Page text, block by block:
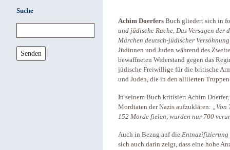
Suche
Senden
Achim Doerfers Buch gliedert sich in
und jüdische Rache, Das Versagen der
Märchen deutsch-jüdischer Versöhnung
Jüdinnen und Juden während des
bewaffneten Widerstand gegen das
jüdische Freiwillige für die britische
und Juden, die in den alliierten
In seinem Buch kritisiert Achim
Mordtaten der Nazis aufzuklären: „Von
152 Morde fielen, wurden nur 700
Auch in Bezug auf die Entnazifizierung
sich auch darin zeigt, dass eine hohe